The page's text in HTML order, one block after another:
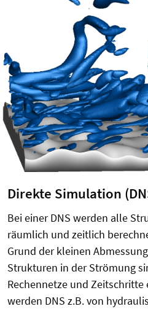
Direkte Simulation
Bei einer DNS werden alle
räumlich und zeitlich
Grund der kleinen
Strukturen in der Strömung
Rechennetze und Zeitschritte
werden DNS z.B. von